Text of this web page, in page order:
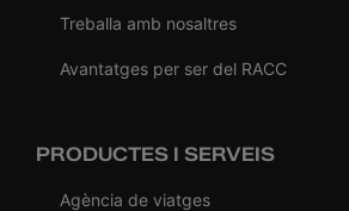
Treballa amb nosaltres
Avantatges per ser del RACC
PRODUCTES I SERVEIS
Agència de viatges